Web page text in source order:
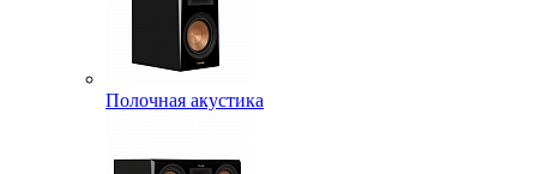
Полочная акустика